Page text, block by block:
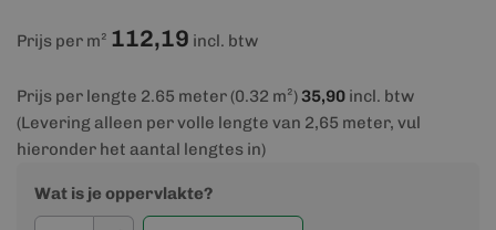
Prijs per m² 112,19 incl. btw
Prijs per lengte 2.65 meter (0.32 m²)35,90 incl. btw
(Levering alleen per volle lengte van 2,65 meter, vul
hieronder het aantal lengtes in)
Wat is je oppervlakte?